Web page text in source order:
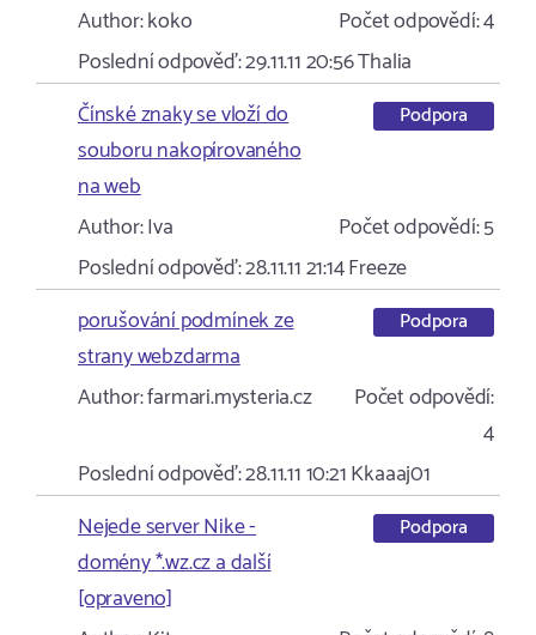
Author:koko Počet odpovědí:4
Poslední odpověď:29.11.11 20:56Thalia
Čínské znaky se vloží do
souboru nakopírovaného
na web
Podpora
Author:Iva Počet odpovědí:5
Poslední odpověď:28.11.11 21:14Freeze
porušování podmínek ze
strany webzdarma
Podpora
Author:farmari.mysteria.cz
Počet odpovědí:
4
Poslední odpověď:28.11.11 10:21Kkaaaj01
Nejede server Nike -
domény *.wz.cz a další
[opraveno]
Podpora